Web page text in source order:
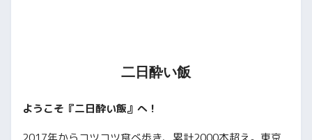
二日酔い飯
ようこそ『二日酔い飯』へ！